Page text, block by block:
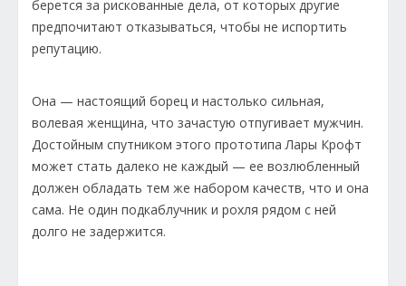
берется за рискованные дела, от которых другие
предпочитают отказываться, чтобы не испортить
репутацию.
Она — настоящий борец и настолько сильная,
волевая женщина, что зачастую отпугивает мужчин.
Достойным спутником этого прототипа Лары Крофт
может стать далеко не каждый — ее возлюбленный
должен обладать тем же набором качеств, что и она
сама. Не один подкаблучник и рохля рядом с ней
долго не задержится.